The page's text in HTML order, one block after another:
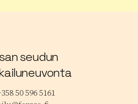
seudun
50 596 5161